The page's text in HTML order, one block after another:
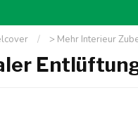
/ > Mehr Interieur